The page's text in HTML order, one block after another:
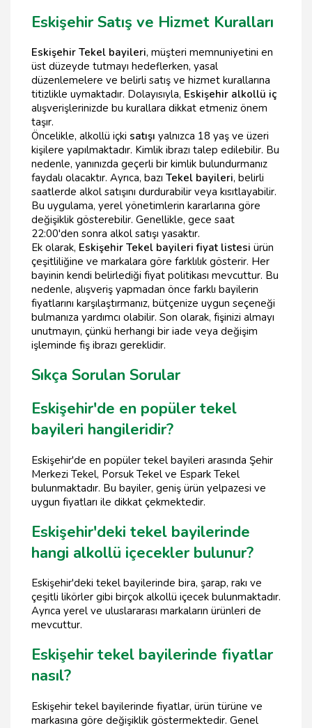
Eskişehir Satış ve Hizmet Kuralları
Eskişehir Tekel bayileri, müşteri memnuniyetini en
üst düzeyde tutmayı hedeflerken, yasal
düzenlemelere ve belirli satış ve hizmet kurallarına
titizlikle uymaktadır. Dolayısıyla, Eskişehir alkollü iç
alışverişlerinizde bu kurallara dikkat etmeniz önem
taşır.
Öncelikle, alkollü içki satışı yalnızca 18 yaş ve üzeri
kişilere yapılmaktadır. Kimlik ibrazı talep edilebilir. Bu
nedenle, yanınızda geçerli bir kimlik bulundurmanız
faydalı olacaktır. Ayrıca, bazı Tekel bayileri, belirli
saatlerde alkol satışını durdurabilir veya kısıtlayabilir.
Bu uygulama, yerel yönetimlerin kararlarına göre
değişiklik gösterebilir. Genellikle, gece saat
22:00'den sonra alkol satışı yasaktır.
Ek olarak, Eskişehir Tekel bayileri fiyat listesi ürün
çeşitliliğine ve markalara göre farklılık gösterir. Her
bayinin kendi belirlediği fiyat politikası mevcuttur. Bu
nedenle, alışveriş yapmadan önce farklı bayilerin
fiyatlarını karşılaştırmanız, bütçenize uygun seçeneği
bulmanıza yardımcı olabilir. Son olarak, fişinizi almayı
unutmayın, çünkü herhangi bir iade veya değişim
işleminde fiş ibrazı gereklidir.
Sıkça Sorulan Sorular
Eskişehir'de en popüler tekel
bayileri hangileridir?
Eskişehir'de en popüler tekel bayileri arasında Şehir
Merkezi Tekel, Porsuk Tekel ve Espark Tekel
bulunmaktadır. Bu bayiler, geniş ürün yelpazesi ve
uygun fiyatları ile dikkat çekmektedir.
Eskişehir'deki tekel bayilerinde
hangi alkollü içecekler bulunur?
Eskişehir'deki tekel bayilerinde bira, şarap, rakı ve
çeşitli likörler gibi birçok alkollü içecek bulunmaktadır.
Ayrıca yerel ve uluslararası markaların ürünleri de
mevcuttur.
Eskişehir tekel bayilerinde fiyatlar
nasıl?
Eskişehir tekel bayilerinde fiyatlar, ürün türüne ve
markasına göre değişiklik göstermektedir. Genel